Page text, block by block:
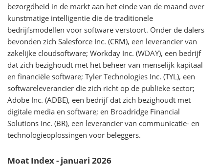
bezorgdheid in de markt aan het einde van de maand over
kunstmatige intelligentie die de traditionele
bedrijfsmodellen voor software verstoort. Onder de dalers
bevonden zich Salesforce Inc. (CRM), een leverancier van
zakelijke cloudsoftware; Workday Inc. (WDAY), een bedrijf
dat zich bezighoudt met het beheer van menselijk kapitaal
en financiële software; Tyler Technologies Inc. (TYL), een
softwareleverancier die zich richt op de publieke sector;
Adobe Inc. (ADBE), een bedrijf dat zich bezighoudt met
digitale media en software; en Broadridge Financial
Solutions Inc. (BR), een leverancier van communicatie- en
technologieoplossingen voor beleggers.
Moat Index - januari 2026